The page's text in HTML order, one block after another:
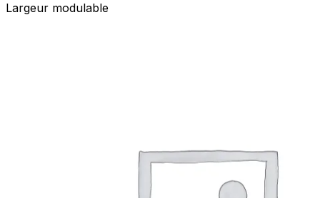
Largeur modulable